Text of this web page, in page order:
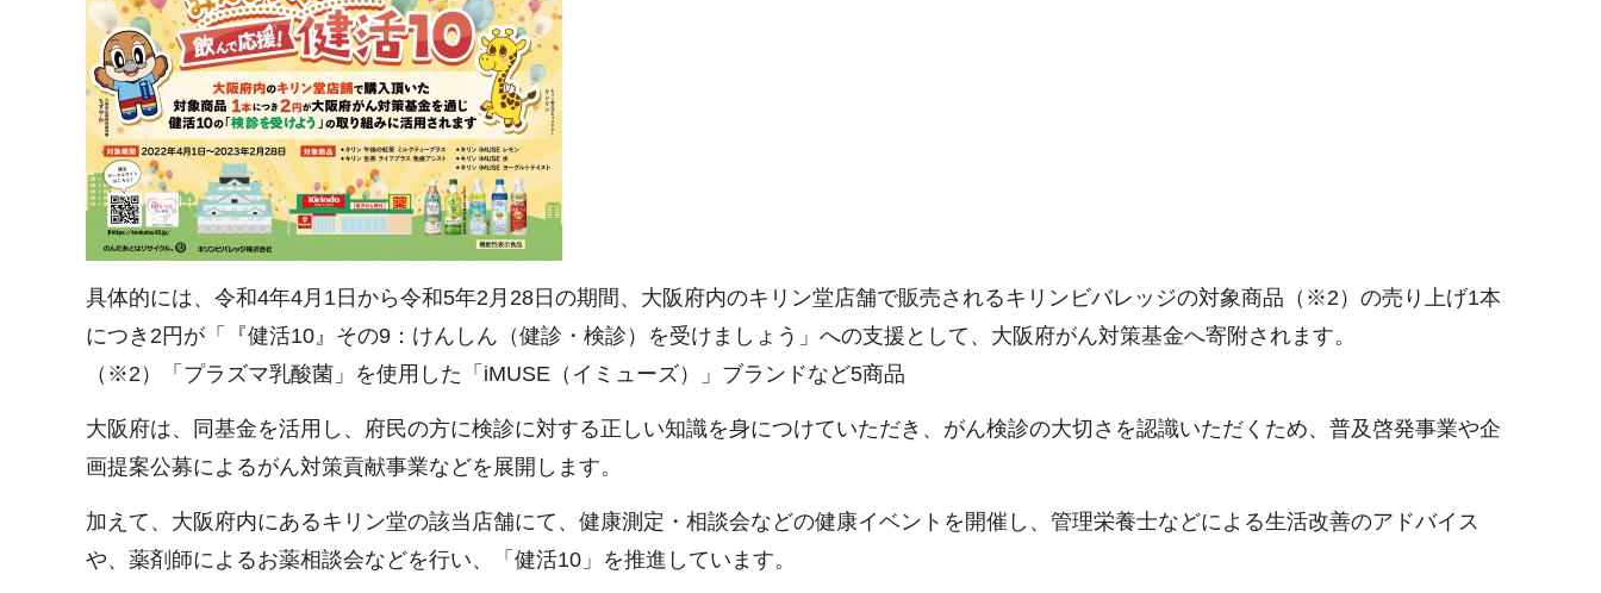
具体的には、令和4年4月1日から令和5年2月28日の期間、大阪府内のキリン堂店舗で販売されるキリンビバレッジの対象商品（※2）の売り上げ1本
につき2円が「『健活10』その9：けんしん（健診・検診）を受けましょう」への支援として、大阪府がん対策基金へ寄附されます。
（※2）「プラズマ乳酸菌」を使用した「iMUSE（イミューズ）」ブランドなど5商品
大阪府は、同基金を活用し、府民の方に検診に対する正しい知識を身につけていただき、がん検診の大切さを認識いただくため、普及啓発事業や企
画提案公募によるがん対策貢献事業などを展開します。
加えて、大阪府内にあるキリン堂の該当店舗にて、健康測定・相談会などの健康イベントを開催し、管理栄養士などによる生活改善のアドバイス
や、薬剤師によるお薬相談会などを行い、「健活10」を推進しています。